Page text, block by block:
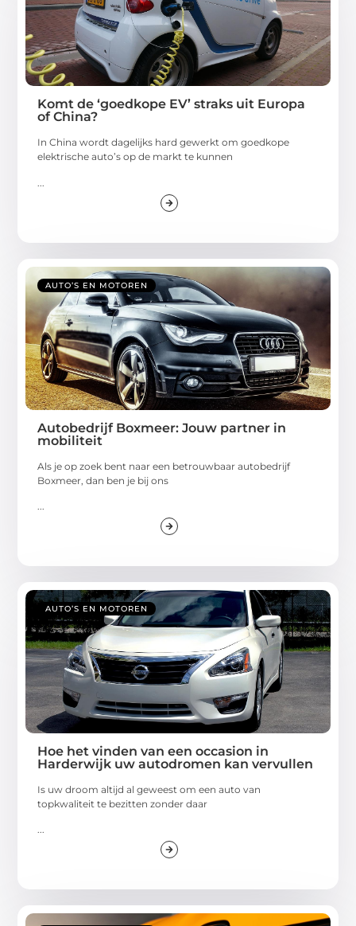
Komt de ‘goedkope EV’ straks uit Europa
of China?
In China wordt dagelijks hard gewerkt om goedkope
elektrische auto’s op de markt te kunnen
AUTO’S EN MOTOREN
Autobedrijf Boxmeer: Jouw partner in
mobiliteit
Als je op zoek bent naar een betrouwbaar autobedrijf
Boxmeer, dan ben je bij ons
...
AUTO’S EN MOTOREN
Hoe het vinden van een occasion in
Harderwijk uw autodromen kan vervullen
Is uw droom altijd al geweest om een auto van
topkwaliteit te bezitten zonder daar
...